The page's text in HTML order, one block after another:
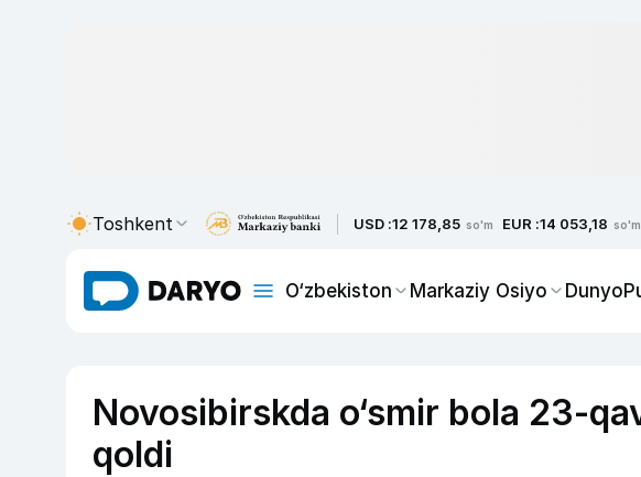
Toshkent USD :12 178,85 so'm EUR :14 053,18 so'm
O‘zbekiston Markaziy Osiyo Dunyo
Novosibirskda o‘smir bola 23-
qoldi